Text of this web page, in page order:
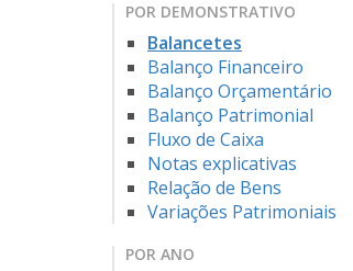
POR DEMONSTRATIVO
Balancetes
Balanço Financeiro
Balanço Orçamentário
Balanço Patrimonial
Fluxo de Caixa
Notas explicativas
Relação de Bens
Variações Patrimoniais
POR ANO